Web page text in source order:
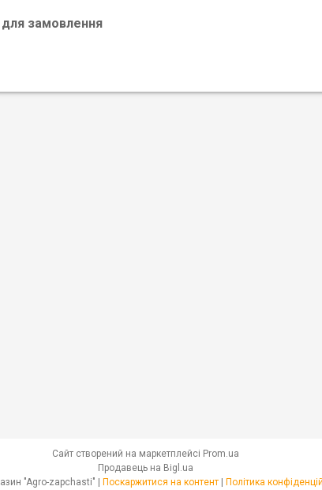
для замовлення
Сайт створений на маркетплейсі Prom.ua
Продавець на Bigl.ua
Поскаржитися на контент Політика